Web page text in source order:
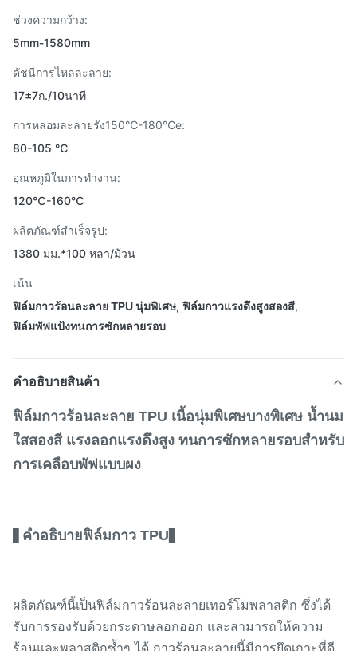
ช่วงความกว้าง:
5mm-1580mm
ดัชนีการไหลละลาย:
17±7ก./10นาที
การหลอมละลายรัง150℃-180℃e:
80-105 ℃
อุณหภูมิในการทำงาน:
120℃-160℃
ผลิตภัณฑ์สำเร็จรูป:
1380 มม.*100 หลา/ม้วน
เน้น
ฟิล์มกาวร้อนละลาย TPU นุ่มพิเศษ, ฟิล์มกาวแรงดึงสูงสองสี,
ฟิล์มพัฟแป้งทนการซักหลายรอบ
คําอธิบายสินค้า
ฟิล์มกาวร้อนละลาย TPU เนื้อนุ่มพิเศษบางพิเศษ น้ำนม
ใสสองสี แรงลอกแรงดึงสูง ทนการซักหลายรอบสำหรับ
การเคลือบพัฟแบบผง
คำอธิบายฟิล์มกาว TPU
ผลิตภัณฑ์นี้เป็นฟิล์มกาวร้อนละลายเทอร์โมพลาสติก ซึ่งได้
รับการรองรับด้วยกระดาษลอกออก และสามารถให้ความ
ร้อนและพลาสติกซ้ำๆ ได้ กาวร้อนละลายนี้มีการยึดเกาะที่ดี